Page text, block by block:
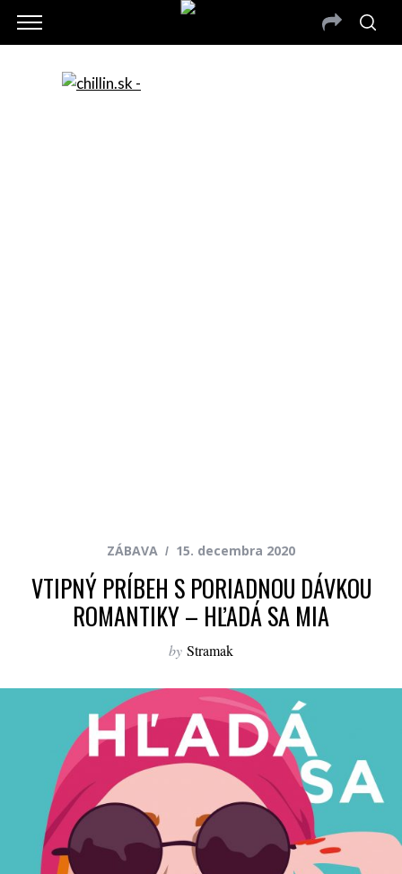
ZÁBAVA 15. decembra 2020
VTIPNÝ PRÍBEH S PORIADNOU DÁVKOU
ROMANTIKY – HĽADÁ SA MIA
by Stramak